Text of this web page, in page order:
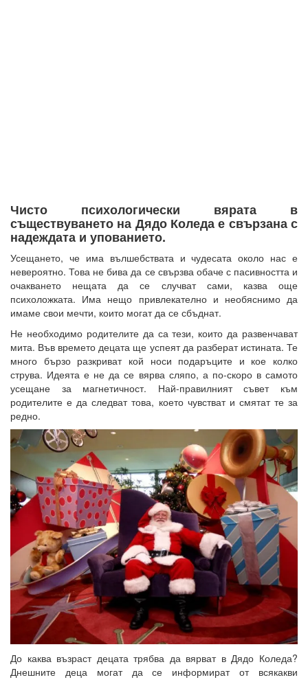
Чисто психологически вярата в
съществуването на Дядо Коледа е свързана с
надеждата и упованието.
Усещането, че има вълшебствата и чудесата около нас е
невероятно. Това не бива да се свързва обаче с пасивността и
очакването нещата да се случват сами, казва още
психоложката. Има нещо привлекателно и необяснимо да
имаме свои мечти, които могат да се сбъднат.
Не необходимо родителите да са тези, които да развенчават
мита. Във времето децата ще успеят да разберат истината. Те
много бързо разкриват кой носи подаръците и кое колко
струва. Идеята е не да се вярва сляпо, а по-скоро в самото
усещане за магнетичност. Най-правилният съвет към
родителите е да следват това, което чувстват и смятат те за
редно.
До каква възраст децата трябва да вярват в Дядо Коледа?
Днешните деца могат да се информират от всякакви